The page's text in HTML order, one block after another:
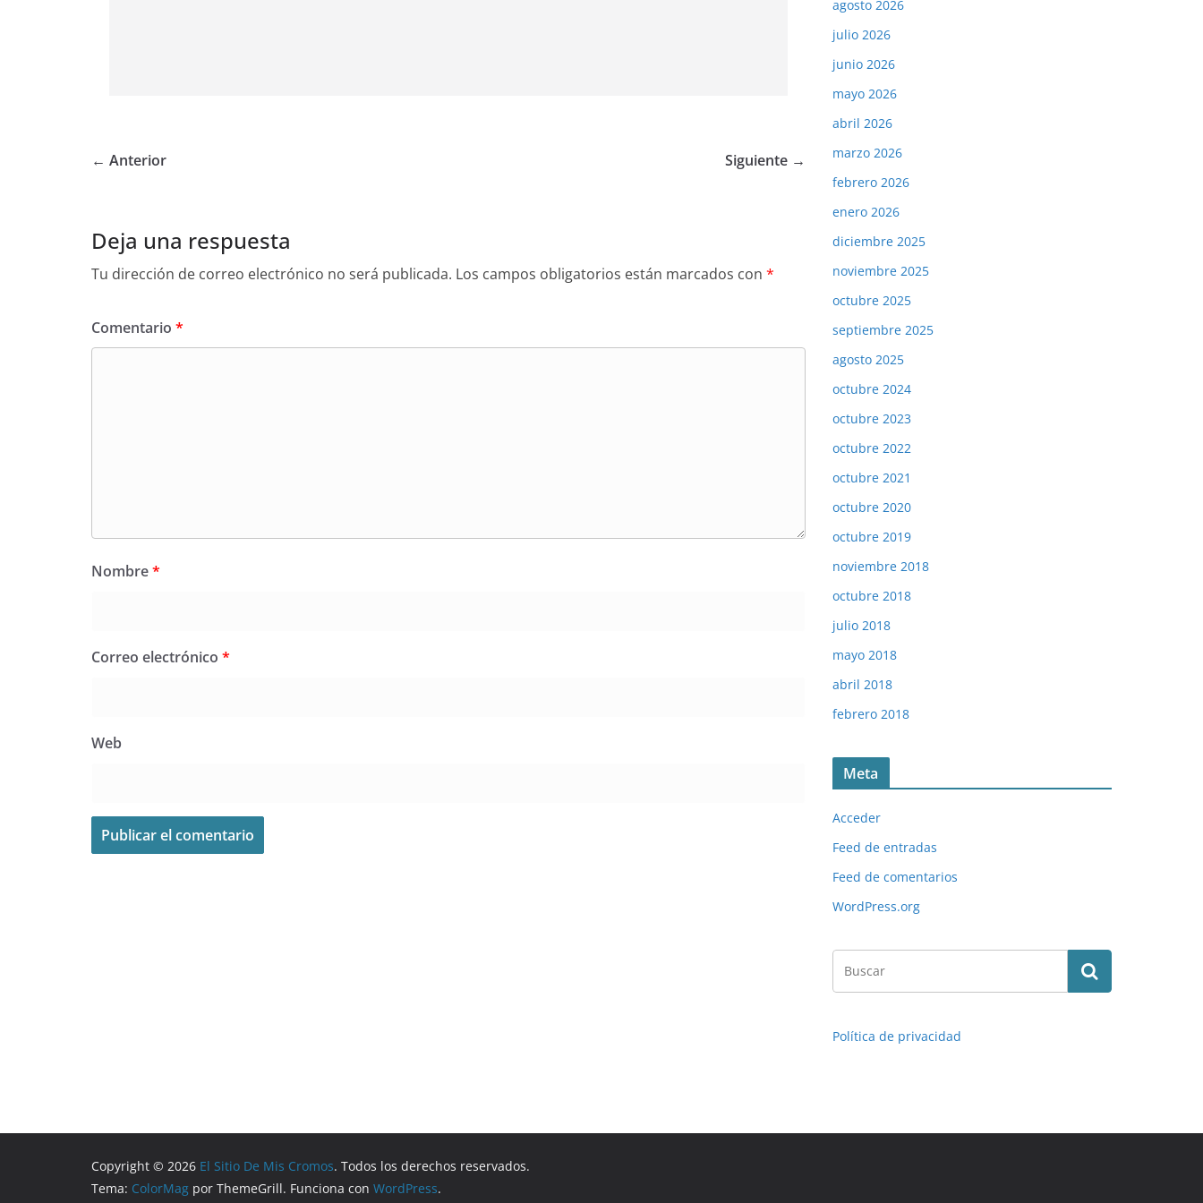
← Anterior Siguiente →
Deja una respuesta
Tu dirección de correo electrónico no será publicada. Los campos obligatorios están marcados con *
Comentario *
Nombre*
Correo electrónico *
Web
agosto 2026
julio 2026
junio 2026
mayo 2026
abril 2026
marzo 2026
febrero 2026
enero 2026
diciembre 2025
noviembre 2025
octubre 2025
septiembre 2025
agosto 2025
octubre 2024
octubre 2023
octubre 2022
octubre 2021
octubre 2020
octubre 2019
noviembre 2018
octubre 2018
julio 2018
mayo 2018
abril 2018
febrero 2018
Meta
Acceder
Feed de entradas
Feed de comentarios
WordPress.org
Política de privacidad
Copyright © 2026 El Sitio De Mis Cromos. Todos los derechos reservados.
Tema: ColorMag por ThemeGrill. Funciona con WordPress.